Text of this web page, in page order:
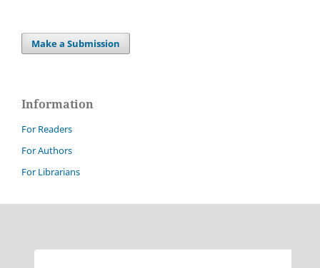
Make a Submission
Information
For Readers
For Authors
For Librarians